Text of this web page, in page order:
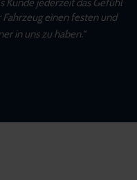
Kunde jederzeit das Gefühl
einen festen und
in uns zu haben.“